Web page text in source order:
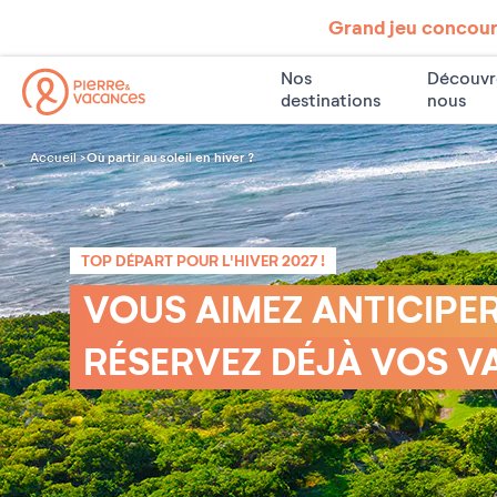
Grand jeu
Nos
destinations
nous
Accueil Où partir au soleil en hiver ?
TOP DÉPART POUR L'HIVER 2027 !
VOUS AIMEZ
RÉSERVEZ DÉJÀ VOS